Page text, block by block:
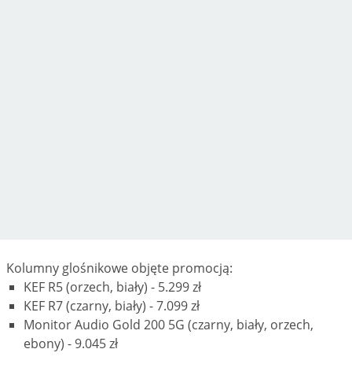
Kolumny glośnikowe objęte promocją:
KEF R5 (orzech, biały) - 5.299 zł
KEF R7 (czarny, biały) - 7.099 zł
Monitor Audio Gold 200 5G (czarny, biały, orzech,
ebony) - 9.045 zł